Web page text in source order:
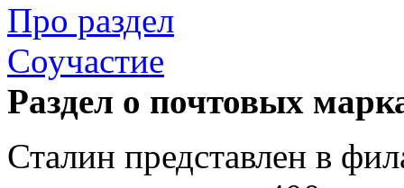
Про раздел
Соучастие
Раздел о почтовых
Сталин представлен в